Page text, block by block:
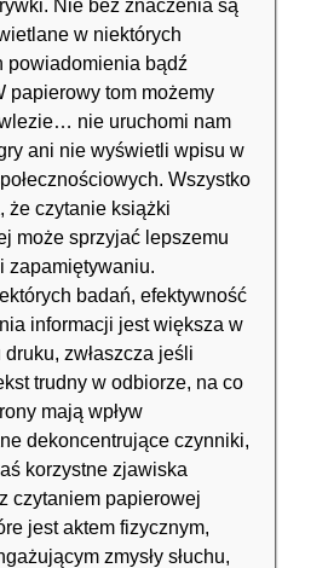
Nie bez znaczenia są
w niektórych
powiadomienia bądź
papierowy tom możemy
nie uruchomi nam
ani nie wyświetli wpisu w
Wszystko
że czytanie książki
może sprzyjać lepszemu
zapamiętywaniu.
badań, efektywność
informacji jest większa w
zwłaszcza jeśli
trudny w odbiorze, na co
mają wpływ
dekoncentrujące czynniki,
korzystne zjawiska
czytaniem papierowej
jest aktem fizycznym,
zmysły słuchu,